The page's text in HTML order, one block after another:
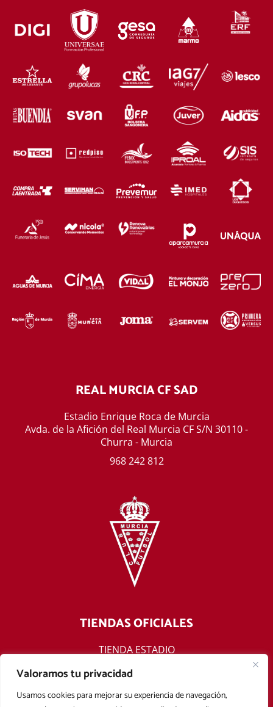
Valoramos tu privacidad
Usamos cookies para mejorar su experiencia de navegación,
REAL MURCIA CF SAD
Estadio Enrique Roca de Murcia
Avda. de la Afición del Real Murcia CF S/N 30110 -
Churra - Murcia
968 242 812
TIENDAS OFICIALES
TIENDA ESTADIO
TIENDA ONLINE
F T Y I